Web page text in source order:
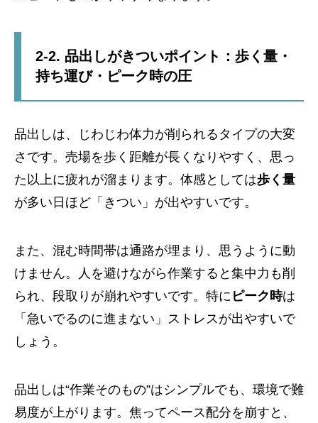
2-2. 品出しがきついポイント：歩く量・
持ち運び・ピーク時の圧
品出しは、じわじわ体力が削られるタイプの大変
さです。売場を歩く距離が長くなりやすく、思っ
た以上に疲れが溜まります。体感としては歩く量
が多い日ほど「きつい」が出やすいです。
また、混む時間帯は通路が埋まり、思うように動
けません。人を避けながら作業すると集中力も削
られ、段取りが崩れやすいです。特に ピーク時は
「急いでるのに進まない」ストレスが出やすいで
しょう。
品出しは“作業そのもの”はシンプルでも、環境で難
易度が上がります。焦ってペース配分を崩すと、